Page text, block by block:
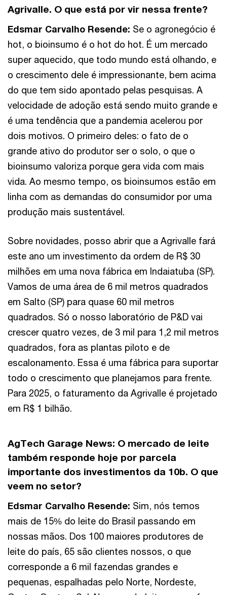
Agrivalle. O que está por vir nessa frente?
Edsmar Carvalho Resende: Se o agronegócio é
hot, o bioinsumo é o hot do hot. É um mercado
super aquecido, que todo mundo está olhando, e
o crescimento dele é impressionante, bem acima
do que tem sido apontado pelas pesquisas. A
velocidade de adoção está sendo muito grande e
é uma tendência que a pandemia acelerou por
dois motivos. O primeiro deles: o fato de o
grande ativo do produtor ser o solo, o que o
bioinsumo valoriza porque gera vida com mais
vida. Ao mesmo tempo, os bioinsumos estão em
linha com as demandas do consumidor por uma
produção mais sustentável.
Sobre novidades, posso abrir que a Agrivalle fará
este ano um investimento da ordem de R$ 30
milhões em uma nova fábrica em Indaiatuba (SP).
Vamos de uma área de 6 mil metros quadrados
em Salto (SP) para quase 60 mil metros
quadrados. Só o nosso laboratório de P&D vai
crescer quatro vezes, de 3 mil para 1,2 mil metros
quadrados, fora as plantas piloto e de
escalonamento. Essa é uma fábrica para suportar
todo o crescimento que planejamos para frente.
Para 2025, o faturamento da Agrivalle é projetado
em R$ 1 bilhão.
AgTech Garage News: O mercado de leite
também responde hoje por parcela
importante dos investimentos da 10b. O que
veem no setor?
Edsmar Carvalho Resende: Sim, nós temos
mais de 15% do leite do Brasil passando em
nossas mãos. Dos 100 maiores produtores de
leite do país, 65 são clientes nossos, o que
corresponde a 6 mil fazendas grandes e
pequenas, espalhadas pelo Norte, Nordeste,